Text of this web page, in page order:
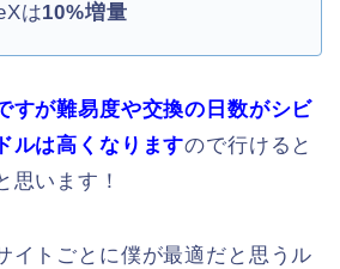
は10%増量
すが難易度や交換の日数がシビ
ルは高くなりますので行けると
思います！
イトごとに僕が最適だと思うル